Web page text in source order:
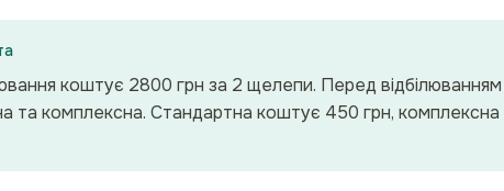
коштує 2800 грн за 2 щелепи. Перед
та комплексна. Стандартна коштує 450 грн,